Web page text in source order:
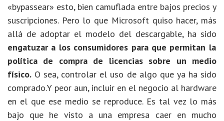
«bypassear» esto, bien camuflada entre bajos precios y
suscripciones. Pero lo que Microsoft quiso hacer, más
allá de adoptar el modelo del descargable, ha sido
engatuzar a los consumidores para que permitan la
política de compra de licencias sobre un medio
físico. O sea, controlar el uso de algo que ya ha sido
comprado.Y peor aun, incluir en el negocio al hardware
en el que ese medio se reproduce. Es tal vez lo más
bajo que he visto a una empresa caer en mucho